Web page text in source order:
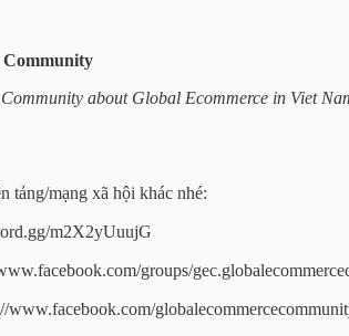
Community
about Global Ecommerce in Viet
tảng/mạng xã hội khác nhé:
m2X2yUuujG
groups/
www.facebook.com/